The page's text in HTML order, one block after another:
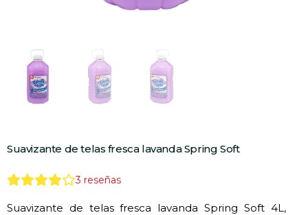
Suavizante de telas fresca lavanda Spring Soft
3 reseñas
Suavizante de telas fresca lavanda Spring Soft 4L,